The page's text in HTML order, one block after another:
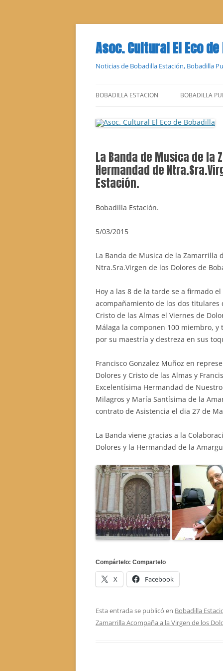
Saltar
contenido
Asoc. Cultural El Eco
Noticias de Bobadilla Estación, Bobadilla
BOBADILLA ESTACION BOBADILLA
La Banda de Musica de
Hermandad de
Estación.
Bobadilla Estación.
5/03/2015
La Banda de Musica de la Zamarrilla
Ntra.Sra.Virgen de los Dolores de
Hoy a las 8 de la tarde se a firmado
acompañamiento de los dos titulares
Cristo de las Almas el Viernes de
Málaga la componen 100 miembro,
por su maestría y destreza en sus
Francisco Gonzalez Muñoz en
Dolores y Cristo de las Almas y
Excelentísima Hermandad de
Milagros y María Santísima de la
contrato de Asistencia el dia 27 de
La Banda viene gracias a la
Dolores y la Hermandad de la
Compártelo: Compartelo
X Facebook
Esta entrada se publicó en Bobadilla
Zamarrilla Acompaña a la Virgen de los